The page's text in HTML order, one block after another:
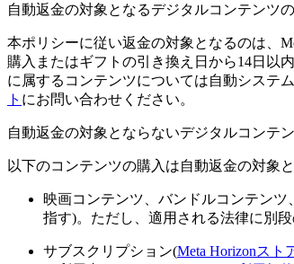
自動返金の対象となるデジタルコンテンツ
本ポリシーに従い返金の対象となるのは、
購入またはギフトの引き換え日から14日以
に属するコンテンツについては自動システ
ト にお問い合わせください。
自動返金の対象とならないデジタルコンテ
以下のコンテンツの購入は自動返金の対象と
映画コンテンツ、バンドルコンテン
指す)。ただし、適用される法律に別
サブスクリプション(Meta Horizonスト